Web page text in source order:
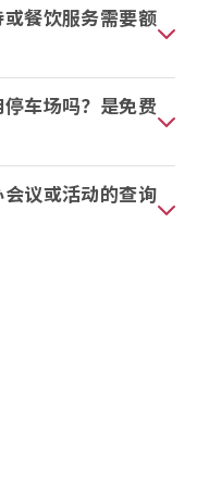
餐饮服务需要额
车场吗？是免费
议或活动的查询